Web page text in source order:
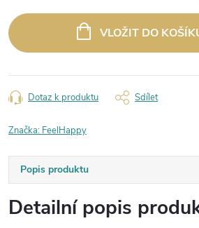
cena:
VLOŽIT DO
Dotaz k produktu Sdílet
Značka: FeelHappy
Popis produktu
Detailní popis